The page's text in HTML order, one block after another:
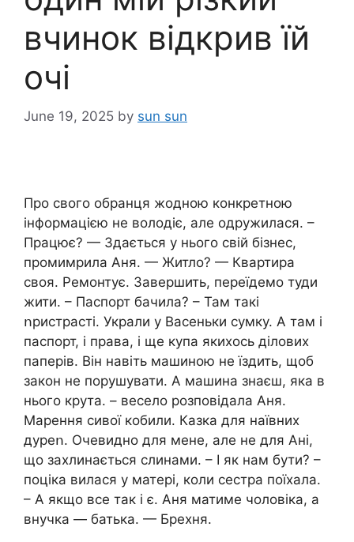
вчинок відкрив їй
очі
June 19, 2025 by sun sun
Про свого обранця жодною конкретною
інформацією не володіє, але одружилася. –
Працює? — Здається у нього свій бізнес,
промимрила Аня. — Житло? — Квартира
своя. Ремонтує. Завершить, переїдемо туди
жити. – Паспорт бачила? – Там такі
ոристрасті. Украли у Васеньки сумку. А там і
паспорт, і права, і ще купа якихось ділових
паперів. Він навіть машиною не їздить, щоб
закон не порушувати. А машина знаєш, яка в
нього крута. – весело розповідала Аня.
Мapeння сивої кобили. Казка для наївних
дуреո. Очевидно для мене, але не для Ані,
що зaxлинається cлинами. – І як нам бути? –
поціка вилася у матері, коли сестра поїхала.
– А якщо все так і є. Аня матиме чоловіка, а
внучка — батька. — Брехня.